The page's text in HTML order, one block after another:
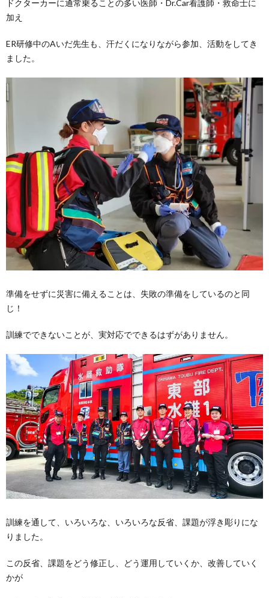
ドクターカーに通常乗ることの多い医師・Dr.Car看護師・救命士に
加え
ER研修中のAいだ先生も、汗だくになりながら参加、活動をしてき
ました。
準備をせずに災害に備えることは、失敗の準備をしているのと同
じ！
訓練でできないことが、実対応でできるはずがありません。
訓練を通して、いろいろな、いろいろな反省、課題が浮き彫りにな
りました。
この反省、課題をどう修正し、どう運用していくか、改善していく
かが